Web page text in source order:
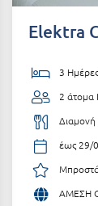
Αλισσός
Αλόννησος
Αμαλιάδα
Αμάρυνθος
Αμοργός
Διαμονή Μόνο
Πρωινό
Ημιδιατροφή
Ημιδιατροφή +
Πλήρης
All Inclusive
Elektra
3
2 άτομα
έως 29/
ΑΜΕΣΗ